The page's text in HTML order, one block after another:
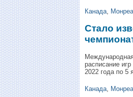
Канада
Стало
расписание
2022 года по 5
Канада